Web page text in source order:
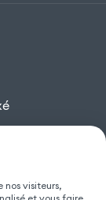
nos visiteurs,